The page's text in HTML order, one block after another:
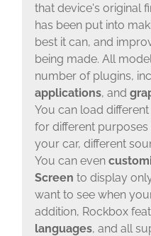
that device's original
has been put into
best it can, and
being made. All
number of plugins,
applications, and
You can load
for different purposes
your car, different
You can even
Screen to display
want to see when
addition, Rockbox
languages, and all